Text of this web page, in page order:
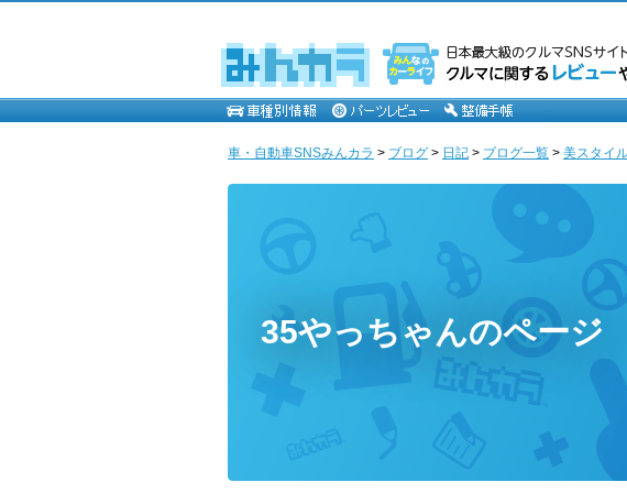
車・自動車SNSみんカラ > ブログ > 日記 > ブログ一覧 > 美スタイ
35やっちゃんのページ